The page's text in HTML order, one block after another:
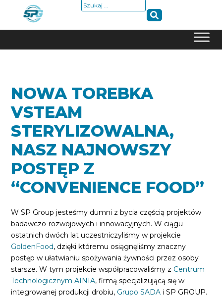
Szukaj:
NOWA TOREBKA
VSTEAM
STERYLIZOWALNA,
NASZ NAJNOWSZY
POSTĘP Z
“CONVENIENCE FOOD”
W SP Group jesteśmy dumni z bycia częścią projektów
badawczo-rozwojowych i innowacyjnych. W ciągu
ostatnich dwóch lat uczestniczyliśmy w projekcie
GoldenFood, dzięki któremu osiągnęliśmy znaczny
postęp w ułatwianiu spożywania żywności przez osoby
starsze. W tym projekcie współpracowaliśmy z Centrum
Technologicznym AINIA, firmą specjalizującą się w
integrowanej produkcji drobiu, Grupo SADA i SP GROUP.